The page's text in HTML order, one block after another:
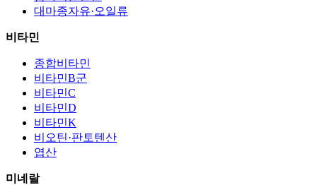
대마종자유·오일류
비타민
종합비타민
비타민B군
비타민C
비타민D
비타민K
비오틴·판토텐산
엽산
미네랄